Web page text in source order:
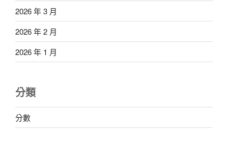
2026 年 3 月
2026 年 2 月
2026 年 1 月
分類
分數